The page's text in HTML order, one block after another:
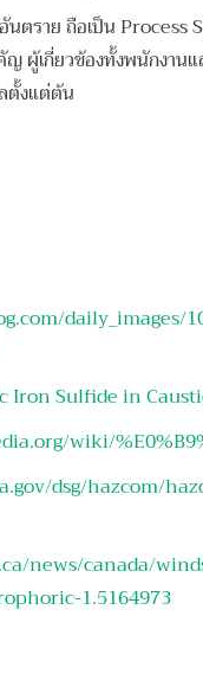
ราย ถือเป็น Process
ผู้เกี่ยวข้องทั้งพนักงานแ
ตั้งแต่ต้น
daily_images/
Iron Sulfide in
wiki/
dsg/hazcom/
news/canada/
1.5164973